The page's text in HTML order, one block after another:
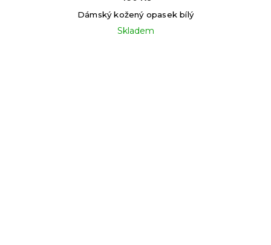
Dámský kožený opasek bílý
Skladem